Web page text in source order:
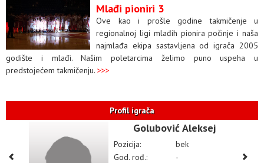
Mlađi pioniri 3
Ove kao i prošle godine takmičenje u
regionalnoj ligi mlađih pionira počinje i naša
najmlađa ekipa sastavljena od igrača 2005
godište i mlađi. Našim poletarcima želimo puno uspeha u
predstojećem takmičenju. >>>
Profil igrača
Golubović Aleksej
Pozicija:
bek
God. rođ.:
-